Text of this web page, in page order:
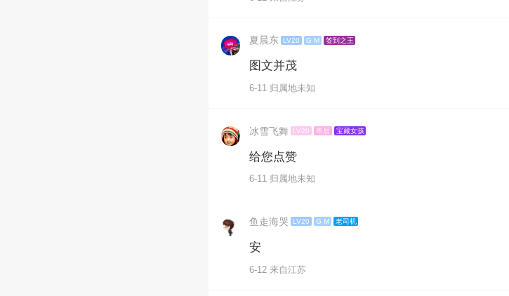
夏晨东 LV20 G M 签到之王
图文并茂
6-11 归属地未知
冰雪飞舞 LV20 帝后 宝藏女孩
给您点赞
6-11 归属地未知
鱼走海哭 LV20 G M 老司机
安
6-12 来自江苏